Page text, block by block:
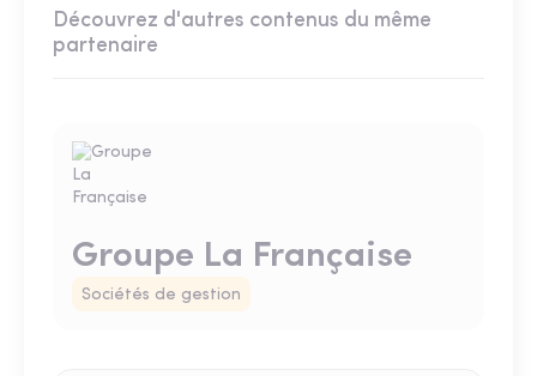
Découvrez d'autres contenus du même
partenaire
Groupe La Française
Sociétés de gestion